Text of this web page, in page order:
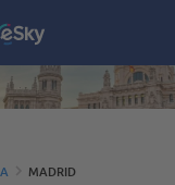
MADRID